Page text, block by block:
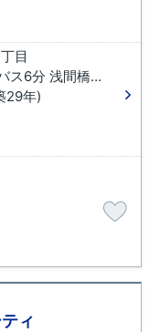
目
戸田公園駅 徒歩14分 バス6分 浅間橋（埼玉県）下車 徒歩6分
29年)
ィ